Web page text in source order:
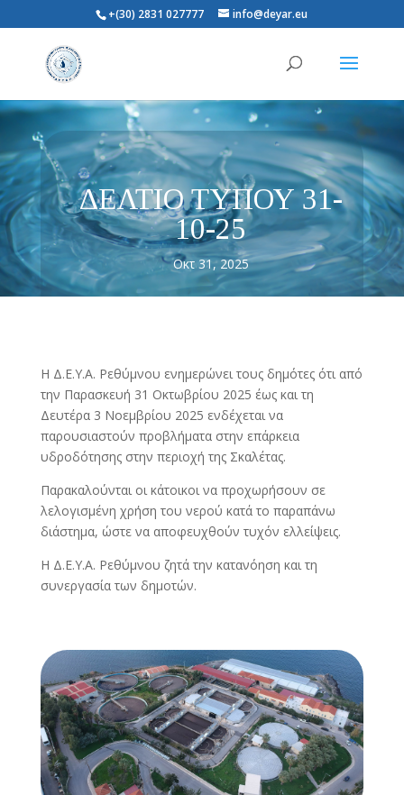
+(30) 2831 027777 info@deyar.eu
ΔΕΛΤΙΟ ΤΥΠΟΥ 31-
10-25
Οκτ 31, 2025
Η Δ.Ε.Υ.Α. Ρεθύμνου ενημερώνει τους δημότες ότι από
την Παρασκευή 31 Οκτωβρίου 2025 έως και τη
Δευτέρα 3 Νοεμβρίου 2025 ενδέχεται να
παρουσιαστούν προβλήματα στην επάρκεια
υδροδότησης στην περιοχή της Σκαλέτας.
Παρακαλούνται οι κάτοικοι να προχωρήσουν σε
λελογισμένη χρήση του νερού κατά το παραπάνω
διάστημα, ώστε να αποφευχθούν τυχόν ελλείψεις.
Η Δ.Ε.Υ.Α. Ρεθύμνου ζητά την κατανόηση και τη
συνεργασία των δημοτών.